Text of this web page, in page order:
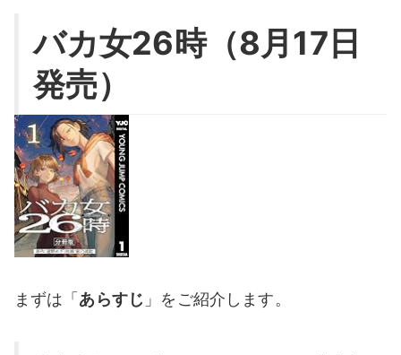
バカ女26時（8月17日
発売）
まずは「 あらすじ 」をご紹介します。